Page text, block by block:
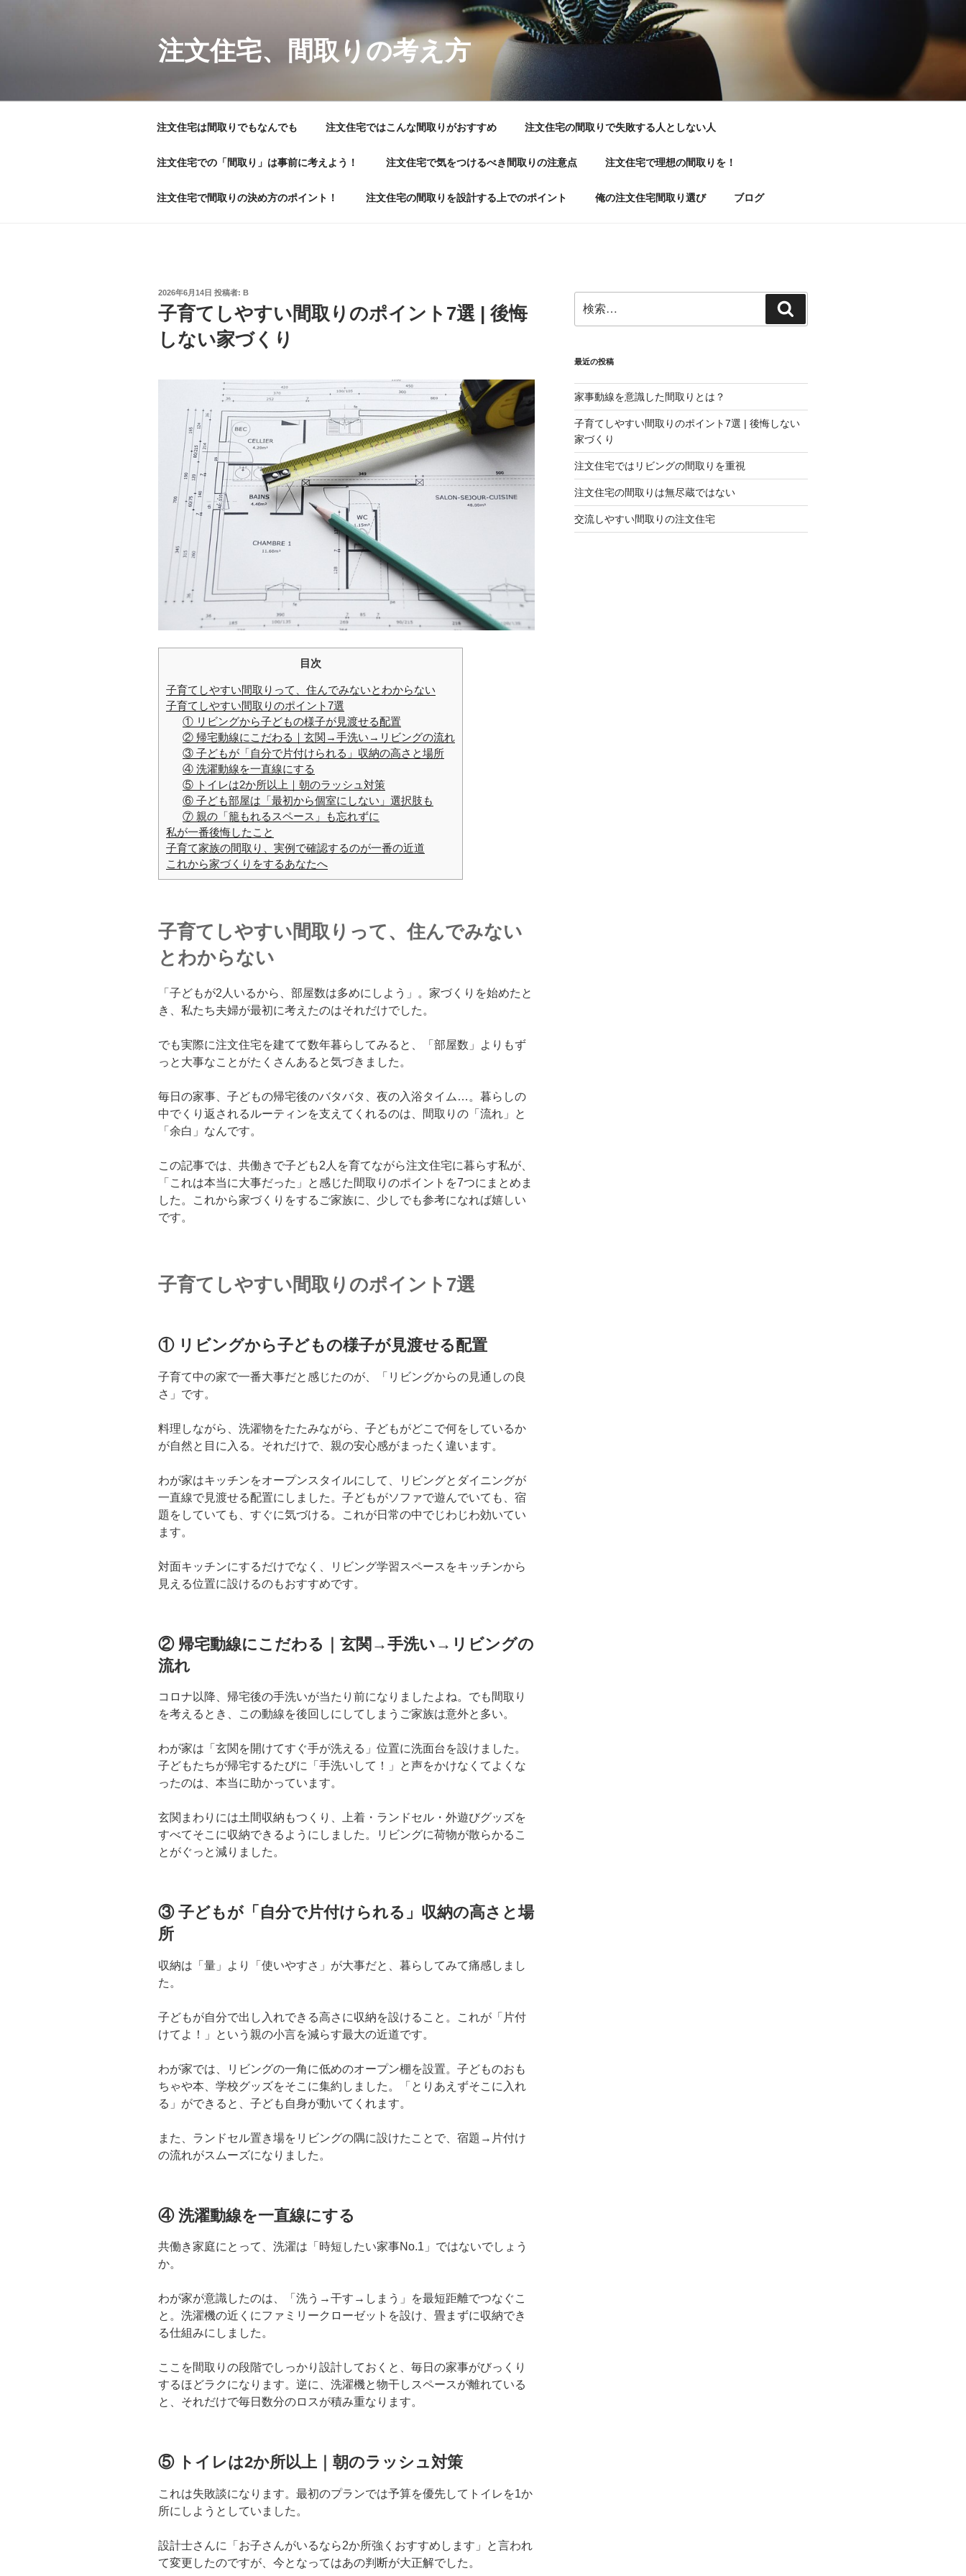
注文住宅、間取りの考え方
注文住宅は間取りでもなんでも 注文住宅ではこんな間取りがおすすめ 注文住宅の間取りで失敗する人としない人
注文住宅での「間取り」は事前に考えよう！ 注文住宅で気をつけるべき間取りの注意点 注文住宅で理想の間取りを！
注文住宅で間取りの決め方のポイント！ 注文住宅の間取りを設計する上でのポイント 俺の注文住宅間取り選び ブログ
投
稿
日:
2026年6月14日 投稿者: B
子育てしやすい間取りのポイント7選 | 後悔
しない家づくり
目次
子育てしやすい間取りって、住んでみないとわからない
子育てしやすい間取りのポイント7選
① リビングから子どもの様子が見渡せる配置
② 帰宅動線にこだわる｜玄関→手洗い→リビングの流れ
③ 子どもが「自分で片付けられる」収納の高さと場所
④ 洗濯動線を一直線にする
⑤ トイレは2か所以上｜朝のラッシュ対策
⑥ 子ども部屋は「最初から個室にしない」選択肢も
⑦ 親の「籠もれるスペース」も忘れずに
私が一番後悔したこと
子育て家族の間取り、実例で確認するのが一番の近道
これから家づくりをするあなたへ
子育てしやすい間取りって、住んでみない
とわからない
「子どもが2人いるから、部屋数は多めにしよう」。家づくりを始めたと
き、私たち夫婦が最初に考えたのはそれだけでした。
でも実際に注文住宅を建てて数年暮らしてみると、「部屋数」よりもず
っと大事なことがたくさんあると気づきました。
毎日の家事、子どもの帰宅後のバタバタ、夜の入浴タイム…。暮らしの
中でくり返されるルーティンを支えてくれるのは、間取りの「流れ」と
「余白」なんです。
この記事では、共働きで子ども2人を育てながら注文住宅に暮らす私が、
「これは本当に大事だった」と感じた間取りのポイントを7つにまとめま
した。これから家づくりをするご家族に、少しでも参考になれば嬉しい
です。
子育てしやすい間取りのポイント7選
① リビングから子どもの様子が見渡せる配置
子育て中の家で一番大事だと感じたのが、「リビングからの見通しの良
さ」です。
料理しながら、洗濯物をたたみながら、子どもがどこで何をしているか
が自然と目に入る。それだけで、親の安心感がまったく違います。
わが家はキッチンをオープンスタイルにして、リビングとダイニングが
一直線で見渡せる配置にしました。子どもがソファで遊んでいても、宿
題をしていても、すぐに気づける。これが日常の中でじわじわ効いてい
ます。
対面キッチンにするだけでなく、リビング学習スペースをキッチンから
見える位置に設けるのもおすすめです。
② 帰宅動線にこだわる｜玄関→手洗い→リビングの
流れ
コロナ以降、帰宅後の手洗いが当たり前になりましたよね。でも間取り
を考えるとき、この動線を後回しにしてしまうご家族は意外と多い。
わが家は「玄関を開けてすぐ手が洗える」位置に洗面台を設けました。
子どもたちが帰宅するたびに「手洗いして！」と声をかけなくてよくな
ったのは、本当に助かっています。
玄関まわりには土間収納もつくり、上着・ランドセル・外遊びグッズを
すべてそこに収納できるようにしました。リビングに荷物が散らかるこ
とがぐっと減りました。
③ 子どもが「自分で片付けられる」収納の高さと場
所
収納は「量」より「使いやすさ」が大事だと、暮らしてみて痛感しまし
た。
子どもが自分で出し入れできる高さに収納を設けること。これが「片付
けてよ！」という親の小言を減らす最大の近道です。
わが家では、リビングの一角に低めのオープン棚を設置。子どものおも
ちゃや本、学校グッズをそこに集約しました。「とりあえずそこに入れ
る」ができると、子ども自身が動いてくれます。
また、ランドセル置き場をリビングの隅に設けたことで、宿題→片付け
の流れがスムーズになりました。
④ 洗濯動線を一直線にする
共働き家庭にとって、洗濯は「時短したい家事No.1」ではないでしょう
か。
わが家が意識したのは、「洗う→干す→しまう」を最短距離でつなぐこ
と。洗濯機の近くにファミリークローゼットを設け、畳まずに収納でき
る仕組みにしました。
ここを間取りの段階でしっかり設計しておくと、毎日の家事がびっくり
するほどラクになります。逆に、洗濯機と物干しスペースが離れている
と、それだけで毎日数分のロスが積み重なります。
⑤ トイレは2か所以上｜朝のラッシュ対策
これは失敗談になります。最初のプランでは予算を優先してトイレを1か
所にしようとしていました。
設計士さんに「お子さんがいるなら2か所強くおすすめします」と言われ
て変更したのですが、今となってはあの判断が大正解でした。
索:
索
最近の投稿
家事動線を意識した間取りとは？
子育てしやすい間取りのポイント7選 | 後悔しない
家づくり
注文住宅ではリビングの間取りを重視
注文住宅の間取りは無尽蔵ではない
交流しやすい間取りの注文住宅